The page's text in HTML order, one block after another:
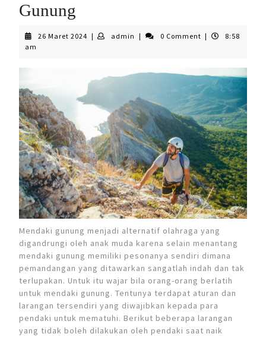
Gunung
26 Maret 2024 26| admin admin
| 0 Comment |
8:58
am
Mendaki gunung menjadi alternatif olahraga yang
digandrungi oleh anak muda karena selain menantang
mendaki gunung memiliki pesonanya sendiri dimana
pemandangan yang ditawarkan sangatlah indah dan tak
terlupakan. Untuk itu wajar bila orang-orang berlatih
untuk mendaki gunung. Tentunya terdapat aturan dan
larangan tersendiri yang diwajibkan kepada para
pendaki untuk mematuhi. Berikut beberapa larangan
yang tidak boleh dilakukan oleh pendaki saat naik